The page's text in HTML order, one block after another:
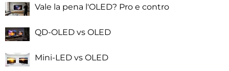
Vale la pena l'OLED? Pro e contro
QD-OLED vs OLED
Mini-LED vs OLED